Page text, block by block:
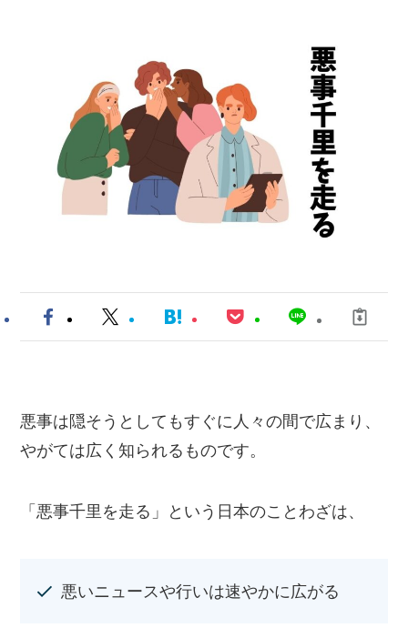
悪事は隠そうとしてもすぐに人々の間で広まり、
やがては広く知られるものです。
「悪事千里を走る」という日本のことわざは、
悪いニュースや行いは速やかに広がる